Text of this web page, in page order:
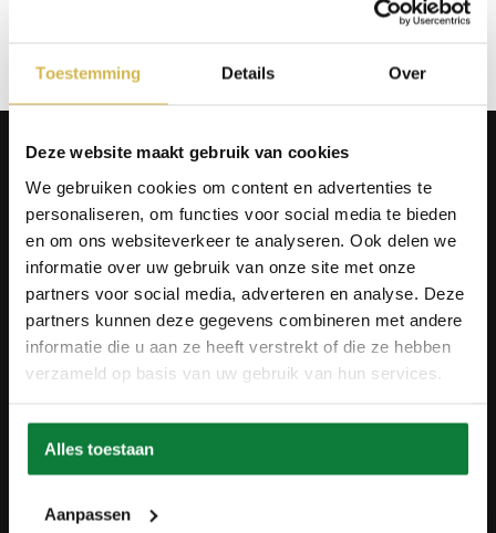
Toestemming Details Over
Deze website maakt gebruik van cookies
We gebruiken cookies om content en advertenties te
personaliseren, om functies voor social media te bieden
en om ons websiteverkeer te analyseren. Ook delen we
informatie over uw gebruik van onze site met onze
partners voor social media, adverteren en analyse. Deze
partners kunnen deze gegevens combineren met andere
informatie die u aan ze heeft verstrekt of die ze hebben
verzameld op basis van uw gebruik van hun services.
Alles toestaan
Aanpassen
Producten
Tafels
Wanddecoratie
Tv-meubels
Accessoires
Onderstellen
Over ons
Wie zijn wij?
Contact
Duurzaamheid
Betaalmethodes
Retourbeleid
Blog